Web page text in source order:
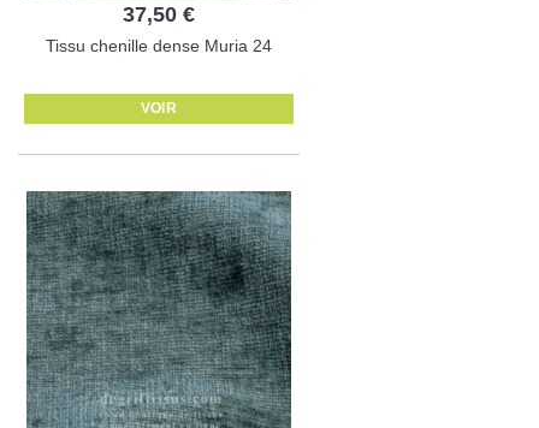
37,50 €
Tissu chenille dense Muria 24
VOIR